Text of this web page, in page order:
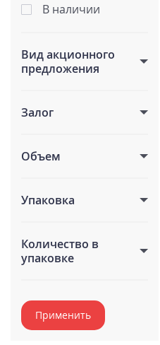
В наличии
Вид акционного
предложения
Залог
Объем
Упаковка
Количество в
упаковке
Применить